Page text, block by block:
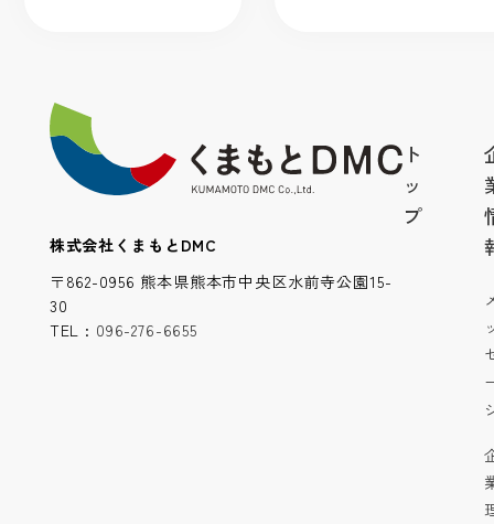
株式会社くまもとDMC
〒862-0956 熊本県熊本市中央区水前寺公園15-
30
TEL : 096-276-6655
ト
ッ
プ